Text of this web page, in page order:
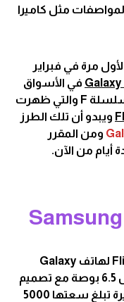
مثل كاميرا
مرة في فبراير
Galaxy في الأسواق
الأخرى. والآن نحن طرز جديدة ضمن سلسلة F والتي ظهرت
ويبدو أن تلك الطرز
ومن المقرر
تكشف الصفحة المنشورة على Flipkart لهاتف Galaxy
F02s على أن لديه شاشة HD+ مقاس 6.5 بوصة مع تصميم
Infinity-V. الجهاز مدعوم ببطارية كبيرة تبلغ سعتها 5000